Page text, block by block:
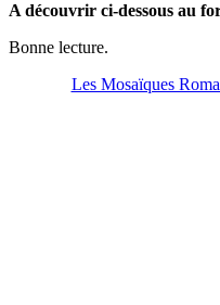
A découvrir ci-dessous au
Bonne lecture.
Les Mosaïques